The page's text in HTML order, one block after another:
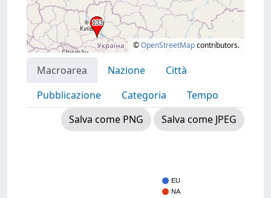
©OpenStreetMapcontributors.
Macroarea Nazione
Città
Pubblicazione
Categoria
Tempo
Salva come PNG
Salva come JPEG
EU
NA